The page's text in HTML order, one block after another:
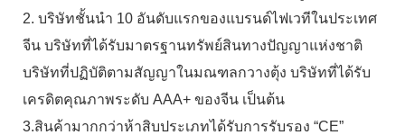
2. บริษัทชั้นนำ 10 อันดับแรกของแบรนด์ไฟเวทีในประเทศ
จีน บริษัทที่ได้รับมาตรฐานทรัพย์สินทางปัญญาแห่งชาติ
บริษัทที่ปฏิบัติตามสัญญาในมณฑลกวางตุ้ง บริษัทที่ได้รับ
เครดิตคุณภาพระดับ AAA+ ของจีน เป็นต้น
3.สินค้ามากกว่าห้าสิบประเภทได้รับการรับรอง “CE”